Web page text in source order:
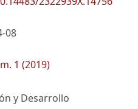
08
1 (2019)
y Desarrollo